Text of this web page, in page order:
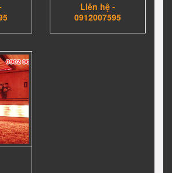
Liên hệ -
0912007595